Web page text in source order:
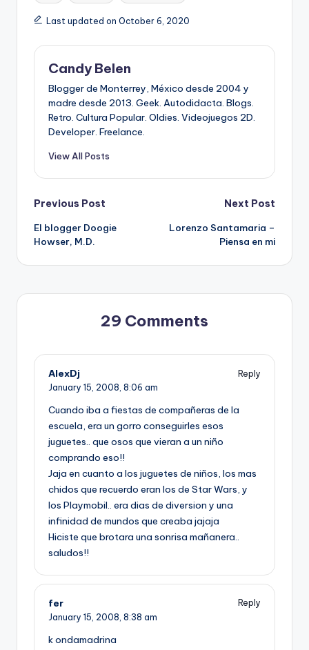
Last updated on October 6, 2020
Candy Belen
Blogger de Monterrey, México desde 2004 y
madre desde 2013. Geek. Autodidacta. Blogs.
Retro. Cultura Popular. Oldies. Videojuegos 2D.
Developer. Freelance.
View All Posts
Post
navigation
Previous Post
El blogger Doogie
Howser, M.D.
Next Post
Lorenzo Santamaria –
Piensa en mi
29 Comments
AlexDj
Reply
January 15, 2008, 8:06 am
Cuando iba a fiestas de compañeras de la
escuela, era un gorro conseguirles esos
juguetes.. que osos que vieran a un niño
comprando eso!!
Jaja en cuanto a los juguetes de niños, los mas
chidos que recuerdo eran los de Star Wars, y
los Playmobil.. era dias de diversion y una
infinidad de mundos que creaba jajaja
Hiciste que brotara una sonrisa mañanera..
saludos!!
fer
Reply
January 15, 2008, 8:38 am
k ondamadrina